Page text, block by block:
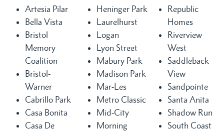
Artesia Pilar
Bella Vista
Bristol
Memory
Coalition
Bristol-
Warner
Cabrillo Park
Casa Bonita
Casa De
Heninger Park
Laurelhurst
Logan
Lyon Street
Mabury Park
Madison Park
Mar-Les
Metro Classic
Mid-City
Morning
Republic
Homes
Riverview
West
Saddleback
View
Sandpointe
Santa Anita
Shadow Run
South Coast